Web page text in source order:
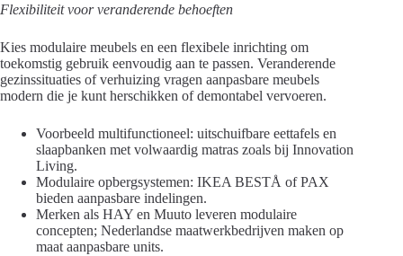
Flexibiliteit voor veranderende behoeften
Kies modulaire meubels en een flexibele inrichting om
toekomstig gebruik eenvoudig aan te passen. Veranderende
gezinssituaties of verhuizing vragen aanpasbare meubels
modern die je kunt herschikken of demontabel vervoeren.
Voorbeeld multifunctioneel: uitschuifbare eettafels en
slaapbanken met volwaardig matras zoals bij Innovation
Living.
Modulaire opbergsystemen: IKEA BESTÅ of PAX
bieden aanpasbare indelingen.
Merken als HAY en Muuto leveren modulaire
concepten; Nederlandse maatwerkbedrijven maken op
maat aanpasbare units.